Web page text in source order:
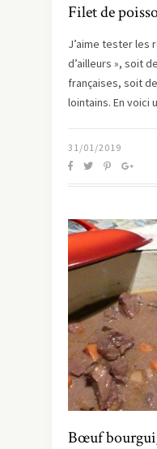
Filet de
J’aime tester les
d’ailleurs », soit
françaises, soit
lointains. En voici
31/01/2019
Bœuf